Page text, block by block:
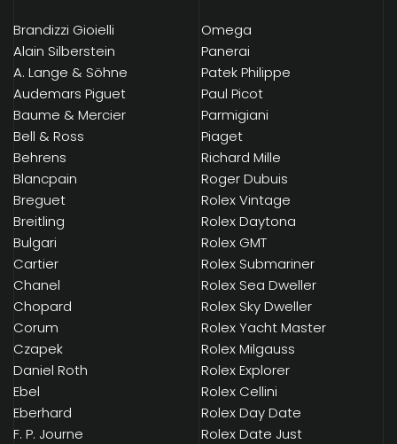
Brandizzi Gioielli
Alain Silberstein
A. Lange & Söhne
Audemars Piguet
Baume & Mercier
Bell & Ross
Behrens
Blancpain
Breguet
Breitling
Bulgari
Cartier
Chanel
Chopard
Corum
Czapek
Daniel Roth
Ebel
Eberhard
F. P. Journe
Omega
Panerai
Patek Philippe
Paul Picot
Parmigiani
Piaget
Richard Mille
Roger Dubuis
Rolex Vintage
Rolex Daytona
Rolex GMT
Rolex Submariner
Rolex Sea Dweller
Rolex Sky Dweller
Rolex Yacht Master
Rolex Milgauss
Rolex Explorer
Rolex Cellini
Rolex Day Date
Rolex Date Just